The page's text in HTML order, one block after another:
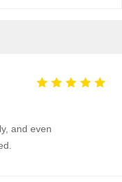
Sekarang
and even